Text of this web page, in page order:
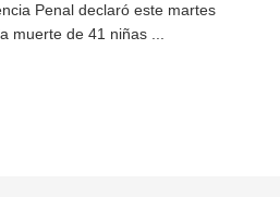
Penal declaró este martes
muerte de 41 niñas ...